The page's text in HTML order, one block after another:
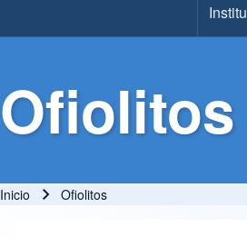
Main Menu
Ofiolitos
Inicio Ofiolitos